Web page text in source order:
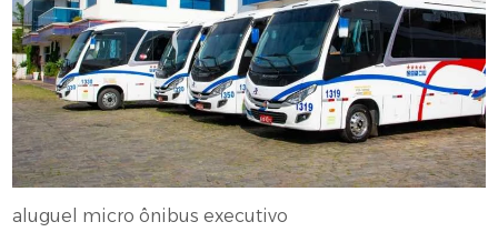
aluguel micro ônibus executivo